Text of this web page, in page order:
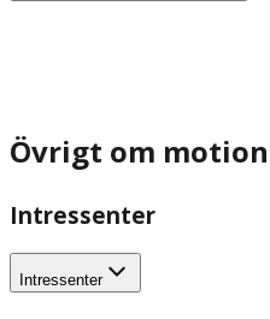
Övrigt om
Intressenter
Intressenter